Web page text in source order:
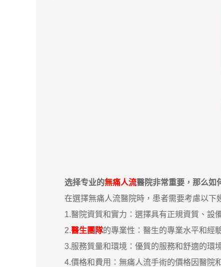
选择专业的無痛人流醫院非常重要，那么如
在選擇無痛人流醫院時，患者需要考慮以下
1.醫院資質和實力：選擇具有正規資質、設備
2.醫生團隊的專業性：醫生的專業水平和經
3.服務質量和環境：優質的服務和舒適的環
4.價格和費用：無痛人流手術的價格因醫院和